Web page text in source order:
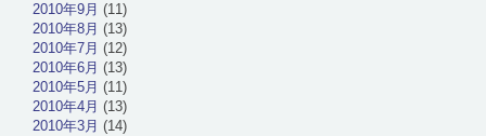
2010年9月 (11)
2010年8月 (13)
2010年7月 (12)
2010年6月 (13)
2010年5月 (11)
2010年4月 (13)
2010年3月 (14)